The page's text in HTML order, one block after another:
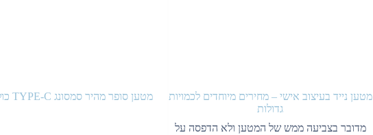
מטען נייד בעיצוב אישי – מחירים מיוחדים לכמויות
גדולות
מדובר בצביעה ממש של המטען ולא הדפסה על
מטען סופר מהיר סמסונג TYPE-C כולל כבל